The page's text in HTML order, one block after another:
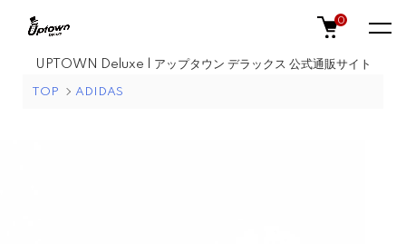
UPTOWN Deluxe | アップタウン デラックス 公式通販サイト
0
TOP ADIDAS